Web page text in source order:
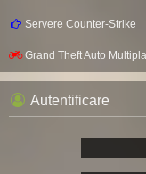
Servere Counter-Strike
Grand Theft Auto
Autentificare